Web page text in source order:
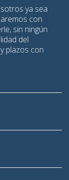
ya sea
con
sin ningún
del
plazos con